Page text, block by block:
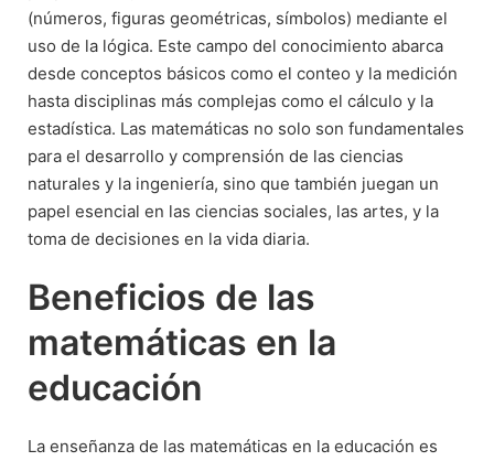
(números, figuras geométricas, símbolos) mediante el
uso de la lógica. Este campo del conocimiento abarca
desde conceptos básicos como el conteo y la medición
hasta disciplinas más complejas como el cálculo y la
estadística. Las matemáticas no solo son fundamentales
para el desarrollo y comprensión de las ciencias
naturales y la ingeniería, sino que también juegan un
papel esencial en las ciencias sociales, las artes, y la
toma de decisiones en la vida diaria.
Beneficios de las
matemáticas en la
educación
La enseñanza de las matemáticas en la educación es